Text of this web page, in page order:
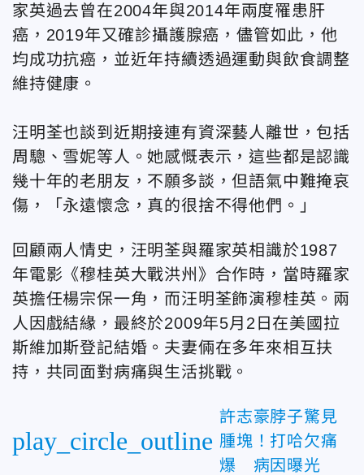
家英過去曾在2004年與2014年兩度罹患肝
癌，2019年又確診攝護腺癌，儘管如此，他
均成功抗癌，並近年持續透過運動與飲食調整
維持健康。
汪明荃也談到近期接連有資深藝人離世，包括
周驄、雪妮等人。她感慨表示，這些都是認識
幾十年的老朋友，不願多談，但語氣中難掩哀
傷，「永遠懷念，真的很捨不得他們。」
回顧兩人情史，汪明荃與羅家英相識於1987
年電影《穆桂英大戰洪州》合作時，當時羅家
英擔任楊宗保一角，而汪明荃飾演穆桂英。兩
人因戲結緣，最終於2009年5月2日在美國拉
斯維加斯登記結婚。夫妻倆在多年來相互扶
持，共同面對病痛與生活挑戰。
play_circle_outline
許志豪脖子驚見
腫塊！打哈欠痛
爆 病因曝光